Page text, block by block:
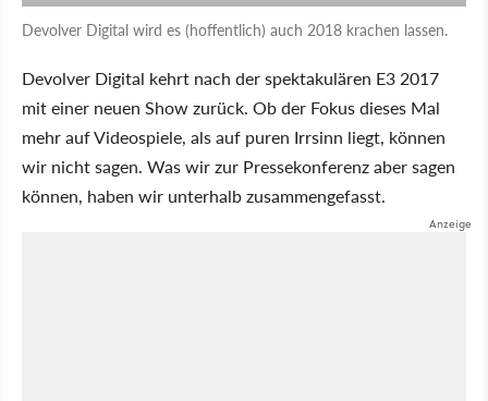
Devolver Digital wird es (hoffentlich) auch 2018 krachen lassen.
Devolver Digital kehrt nach der spektakulären E3 2017
mit einer neuen Show zurück. Ob der Fokus dieses Mal
mehr auf Videospiele, als auf puren Irrsinn liegt, können
wir nicht sagen. Was wir zur Pressekonferenz aber sagen
können, haben wir unterhalb zusammengefasst.